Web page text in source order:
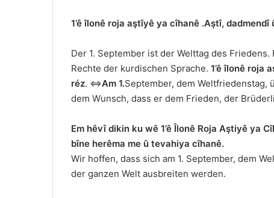
1’ê îlonê roja aştîyê ya cîhanê .Aştî,
Der 1. September ist der Welttag des
Rechte der kurdischen Sprache. 1’ê îlonê roja
réz. ⇔Am 1.September, dem Weltfriedenstag,
dem Wunsch, dass er dem Frieden, der
Em hêvî dikin ku wê 1’ê Îlonê Roja Aştiyê ya
bîne herêma me û tevahiya cîhanê.
Wir hoffen, dass sich am 1. September, dem
der ganzen Welt ausbreiten werden.